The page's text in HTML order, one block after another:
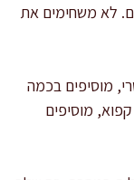
נעים. לא משחימים את
מוסיפים בכמה
מוסיפים